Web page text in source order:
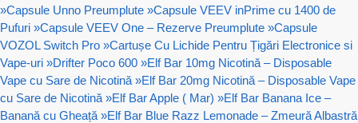
»Capsule Unno Preumplute »Capsule VEEV inPrime cu 1400 de
Pufuri »Capsule VEEV One – Rezerve Preumplute »Capsule
VOZOL Switch Pro »Cartușe Cu Lichide Pentru Țigări Electronice si
Vape-uri »Drifter Poco 600 »Elf Bar 10mg Nicotină – Disposable
Vape cu Sare de Nicotină »Elf Bar 20mg Nicotină – Disposable Vape
cu Sare de Nicotină »Elf Bar Apple ( Mar) »Elf Bar Banana Ice –
Banană cu Gheață »Elf Bar Blue Razz Lemonade – Zmeură Albastră